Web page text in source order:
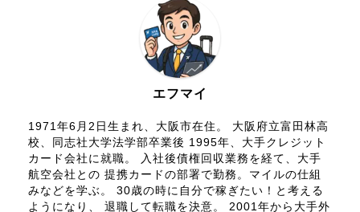
エフマイ
1971年6月2日生まれ、大阪市在住。 大阪府立富田林高
校、同志社大学法学部卒業後 1995年、大手クレジット
カード会社に就職。 入社後債権回収業務を経て、大手
航空会社との 提携カードの部署で勤務。マイルの仕組
みなどを学ぶ。 30歳の時に自分で稼ぎたい！と考える
ようになり、 退職して転職を決意。 2001年から大手外